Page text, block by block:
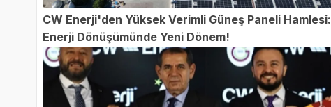
CW Enerji'den Yüksek Verimli Güneş Paneli Hamlesi:
Enerji Dönüşümünde Yeni Dönem!